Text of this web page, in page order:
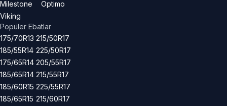
Milestone
Viking
Optimo
Popüler Ebatlar
175/70R13
185/55R14
175/65R14
185/65R14
185/60R15
185/65R15
215/50R17
225/50R17
205/55R17
215/55R17
225/55R17
215/60R17